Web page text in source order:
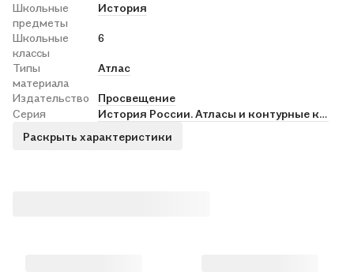
Школьные
предметы
История
Школьные
классы
6
Типы
материала
Атлас
Издательство
Просвещение
Серия
История России. Атласы и контурные карты
Раскрыть характеристики